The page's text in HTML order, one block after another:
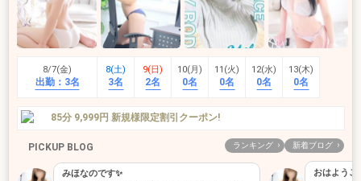
8/7(金)
出勤： 3名
8(土)
3名
9(日)
2名
10(月)
0名
11(火)
0名
12(水)
0名
13(木)
0名
85分 9,999円 新規様限定割引クーポン!
PICKUP BLOG ランキング 新着ブログ
みほなのです✨
おはよう